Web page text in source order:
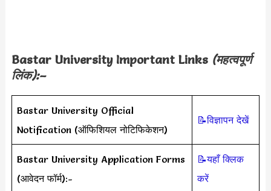
Bastar University Important Links (महत्वपूर्ण
लिंक):–
Bastar University Official
Notification (ऑफिशियल नोटिफिकेशन)
📝विज्ञापन देखें
Bastar University Application Forms
(आवेदन फॉर्म):-
📝यहाँ क्लिक
करें